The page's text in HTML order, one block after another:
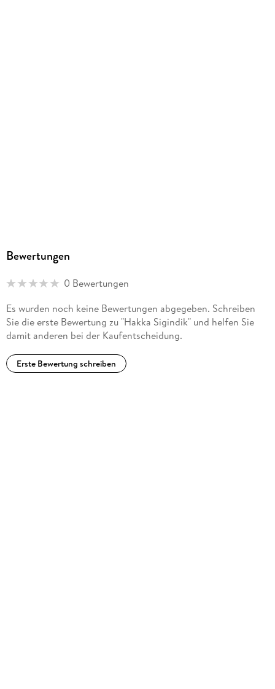
Bewertungen
0 Bewertungen
Es wurden noch keine Bewertungen abgegeben. Schreiben
Sie die erste Bewertung zu "Hakka Sigindik" und helfen Sie
damit anderen bei der Kaufentscheidung.
Erste Bewertung schreiben